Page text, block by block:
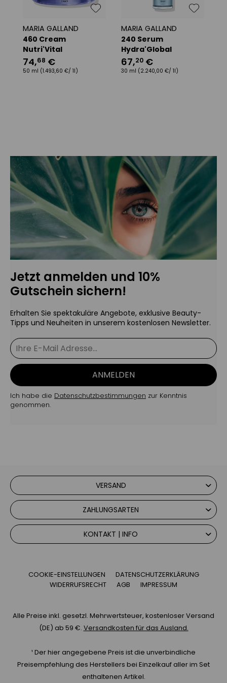
MARIA GALLAND
460 Cream
Nutri'Vital
74,68 €
50 ml (1.493,60 €/ 1l)
MARIA GALLAND
240 Serum
Hydra'Global
67,20 €
30 ml (2.240,00 €/ 1l)
Jetzt anmelden und 10%
Gutschein sichern!
Erhalten Sie spektakuläre Angebote, exklusive Beauty-
Tipps und Neuheiten in unserem kostenlosen Newsletter.
ANMELDEN
Ich habe die Datenschutzbestimmungen zur Kenntnis
genommen.
VERSAND
ZAHLUNGSARTEN
KONTAKT | INFO
COOKIE-EINSTELLUNGEN
DATENSCHUTZERKLÄRUNG
WIDERRUFSRECHT
AGB IMPRESSUM
Alle Preise inkl. gesetzl. Mehrwertsteuer, kostenloser Versand
(DE) ab 59 €. Versandkosten für das Ausland.
¹ Der hier angegebene Preis ist die unverbindliche
Preisempfehlung des Herstellers bei Einzelkauf aller im Set
enthaltenen Artikel.